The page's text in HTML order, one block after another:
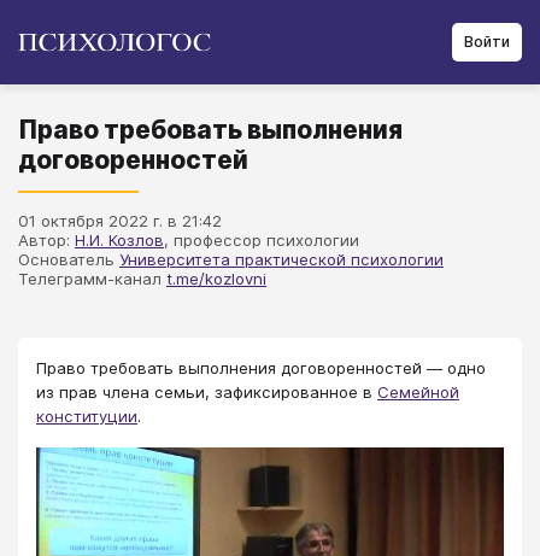
Войти
Право требовать выполнения
договоренностей
01 октября 2022 г. в 21:42
Автор: Н.И. Козлов, профессор психологии
Основатель Университета практической психологии
Телеграмм-канал t.me/kozlovni
Право требовать выполнения договоренностей — одно
из прав члена семьи, зафиксированное в Семейной
конституции.